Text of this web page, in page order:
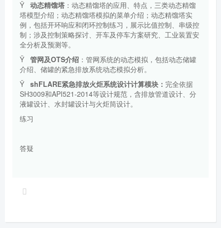
Ÿ 动态精馏塔 ：动态精馏塔的应用、特点，三类动态精馏
塔模型介绍；动态精馏塔模拟的菜单介绍；动态精馏塔实
例，包括开环响应和闭环控制练习，展示比值控制、串级控
制；涉及控制策略探讨、开车及停车方案研究、工业装置安
全分析及预测等。
Ÿ 管网及OTS介绍 ：管网系统的动态模拟，包括动态储罐
介绍、储罐的紧急排放系统动态模拟分析。
Ÿ shFLARE紧急排放火炬系统设计计算模块： 完全依据
SH3009和API521-2014等设计规范，含排放管道设计、分
液罐设计、水封罐设计与火炬筒设计。
练习
答疑